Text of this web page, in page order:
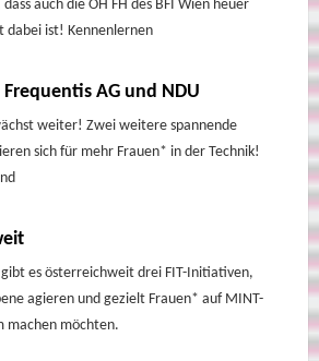
auch die ÖH FH des BFI Wien heuer
dabei ist! Kennenlernen
AG und NDU
weiter! Zwei weitere spannende
sich für mehr Frauen* in der Technik!
es österreichweit drei FIT-Initiativen,
agieren und gezielt Frauen* auf MINT-
machen möchten.